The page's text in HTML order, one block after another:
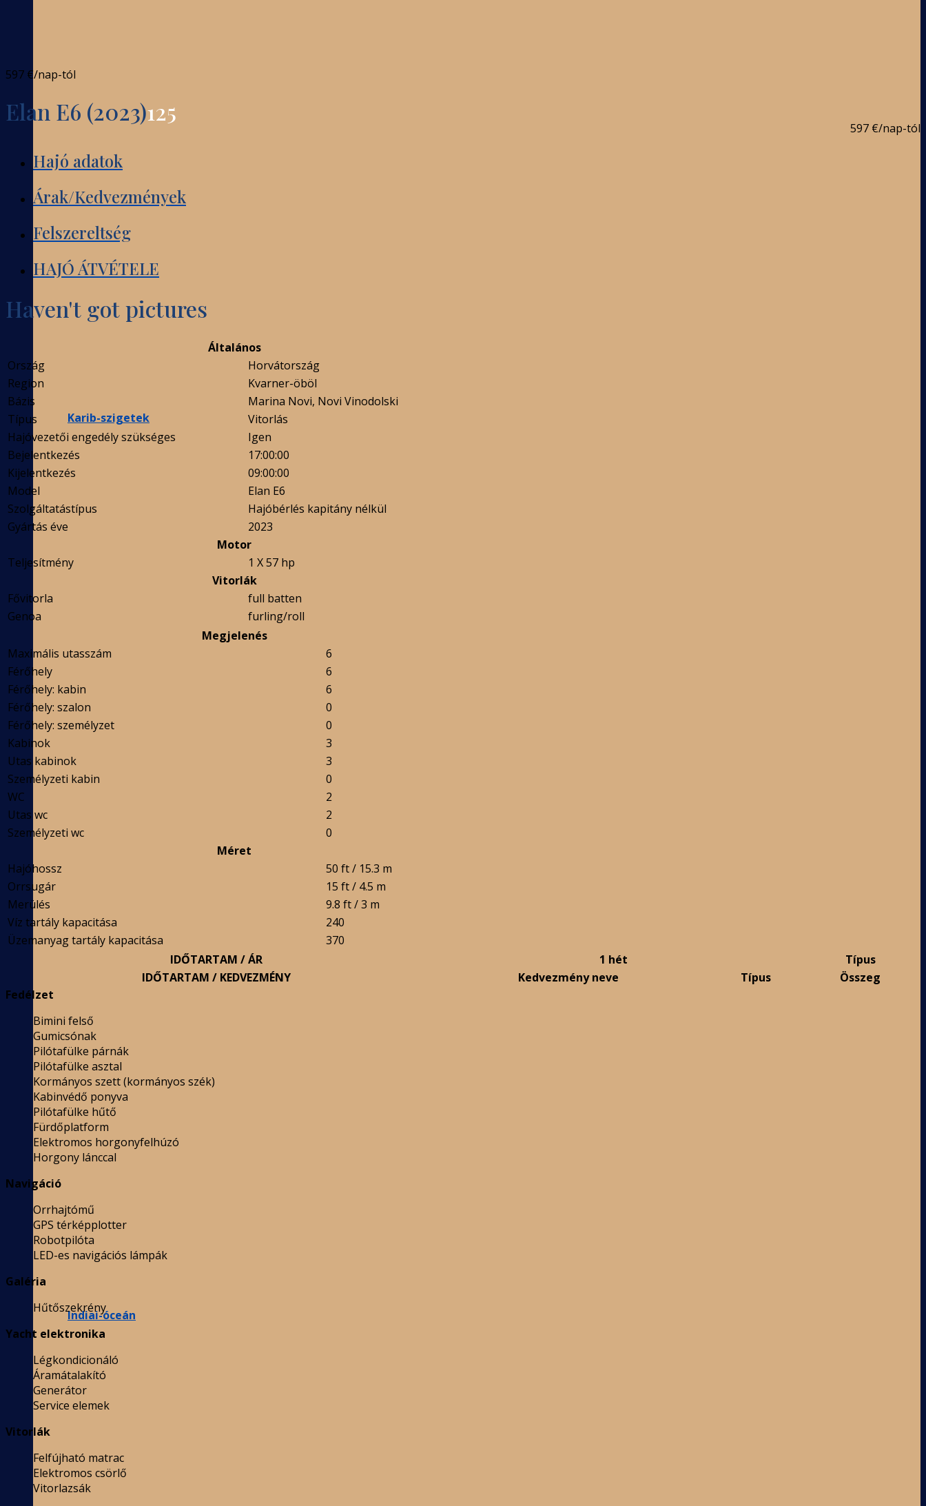
Karib-szigetek
Indiai-óceán
597 €/nap-tól
Elan E6 (2023)125
597 €/nap-tól
Hajó adatok
Árak/Kedvezmények
Felszereltség
HAJÓ ÁTVÉTELE
Haven't got pictures
Általános
Ország
Horvátország
Region
Kvarner-öböl
Bázis
Marina Novi, Novi Vinodolski
Típus
Vitorlás
Hajóvezetői engedély szükséges
Igen
Bejelentkezés
17:00:00
Kijelentkezés
09:00:00
Model
Elan E6
Szolgáltatástípus
Hajóbérlés kapitány nélkül
Gyártás éve
2023
Motor
Teljesítmény
1 X 57 hp
Vitorlák
Fővitorla
full batten
Genoa
furling/roll
Megjelenés
Maximális utasszám
6
Férőhely
6
Férőhely: kabin
6
Férőhely: szalon
0
Férőhely: személyzet
0
Kabinok
3
Utas kabinok
3
Személyzeti kabin
0
WC
2
Utas wc
2
Személyzeti wc
0
Méret
Hajóhossz
50 ft / 15.3 m
Orrsugár
15 ft / 4.5 m
Merülés
9.8 ft / 3 m
Víz tartály kapacitása
240
Üzemanyag tartály kapacitása
370
IDŐTARTAM / ÁR
1 hét
Típus
IDŐTARTAM / KEDVEZMÉNY
Kedvezmény neve Típus
Összeg
Fedélzet
Bimini felső
Gumicsónak
Pilótafülke párnák
Pilótafülke asztal
Kormányos szett (kormányos szék)
Kabinvédő ponyva
Pilótafülke hűtő
Fürdőplatform
Elektromos horgonyfelhúzó
Horgony lánccal
Navigáció
Orrhajtómű
GPS térképplotter
Robotpilóta
LED-es navigációs lámpák
Galéria
Hűtőszekrény
Yacht elektronika
Légkondicionáló
Áramátalakító
Generátor
Service elemek
Vitorlák
Felfújható matrac
Elektromos csörlő
Vitorlazsák